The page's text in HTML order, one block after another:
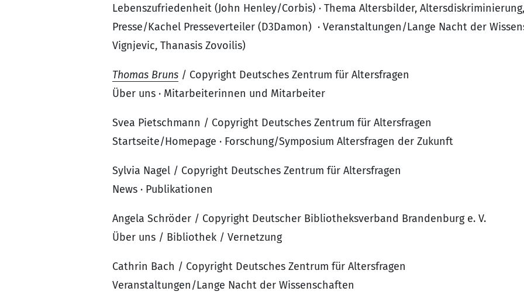
Lebenszufriedenheit (John Henley/Corbis) · Thema Altersbilder,
Presse/Kachel Presseverteiler (D3Damon) · Veranstaltungen/Lange Nacht der
Vignjevic, Thanasis Zovoilis)
Thomas Bruns / Copyright Deutsches Zentrum für Altersfragen
Über uns · Mitarbeiterinnen und Mitarbeiter
Svea Pietschmann / Copyright Deutsches Zentrum für Altersfragen
Startseite/Homepage · Forschung/Symposium Altersfragen der Zukunft
Sylvia Nagel / Copyright Deutsches Zentrum für Altersfragen
News · Publikationen
Angela Schröder / Copyright Deutscher Bibliotheksverband Brandenburg e. V.
Über uns / Bibliothek / Vernetzung
Cathrin Bach / Copyright Deutsches Zentrum für Altersfragen
Veranstaltungen/Lange Nacht der Wissenschaften